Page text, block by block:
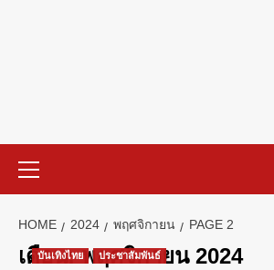
HOME 2024 พฤศจิกายน PAGE 2
เดือน:พฤศจิกายน 2024
บันเทิงไทย ประชาสัมพันธ์